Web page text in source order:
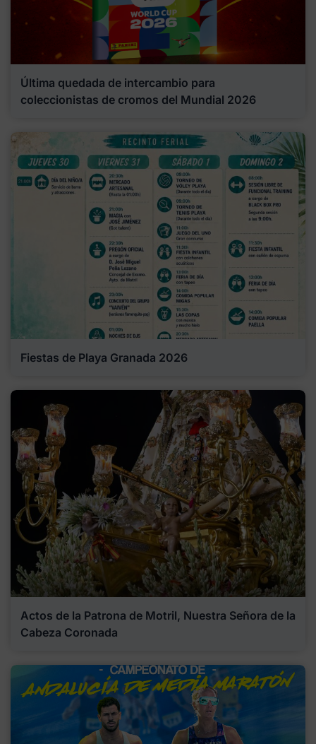
Última quedada de intercambio para
coleccionistas de cromos del Mundial 2026
Fiestas de Playa Granada 2026
Actos de la Patrona de Motril, Nuestra Señora de la
Cabeza Coronada